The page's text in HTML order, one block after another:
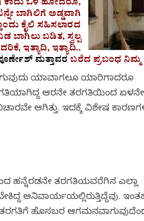
ಕಾದು ಒಳ ಹೋದರೂ,
ಬಾಗಿಲಿಗೆ ಅಡ್ಡವಾಗಿ
ಕೈಲಿ ಸಹಿಸಲಾರದ
ಬಾಗಿಲು ಬಡಿತ, ಸ್ವಲ್ಪ
ಇತ್ಯಾದಿ, ಇತ್ಯಾದಿ..
ಮತ್ತಾವರ ಬರೆದ ಪ್ರಬಂಧ
ಯಾವಾಗಲೂ ಯಾರಿಗಾದರೂ
ಆರನೇ ತರಗತಿಯಿಂದ ಏಳನೇ
ಆಗಿತ್ತು. ಇದಕ್ಕೆ ವಿಶೇಷ
ಹನ್ನೆರಡನೇ ತರಗತಿಯವರೆಗಿನ ಎಲ್ಲಾ
ಅನಿವಾರ್ಯತೆಯಲ್ಲಿರುತ್ತಿದ್ದೆವು.
ಹೊಸಬರ